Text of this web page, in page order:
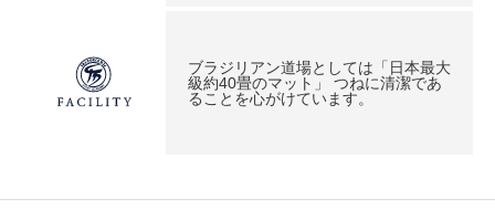
ブラジリアン道場としては「日本最大
級約40畳のマット」 つねに清潔であ
ることを心がけています。